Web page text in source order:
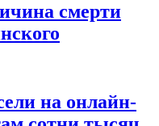
смерти
на онлайн-